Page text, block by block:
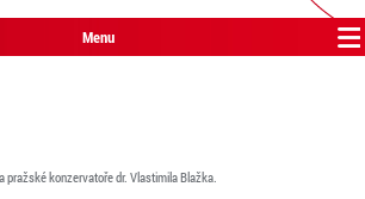
Menu
pražské konzervatoře dr. Vlastimila Blažka.